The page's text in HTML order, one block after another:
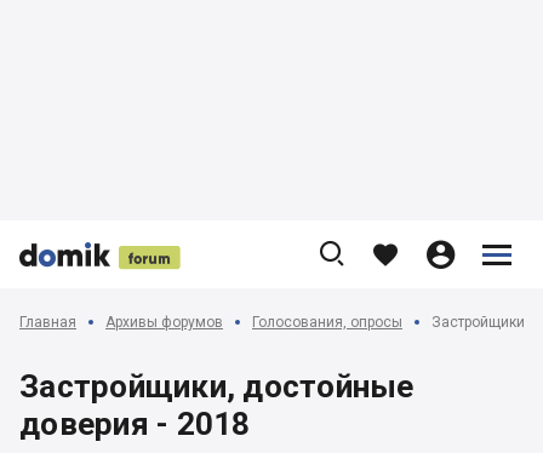


 
    


Главная Архивы форумов Голосования, опросы Застройщики,
Застройщики, достойные
доверия - 2018